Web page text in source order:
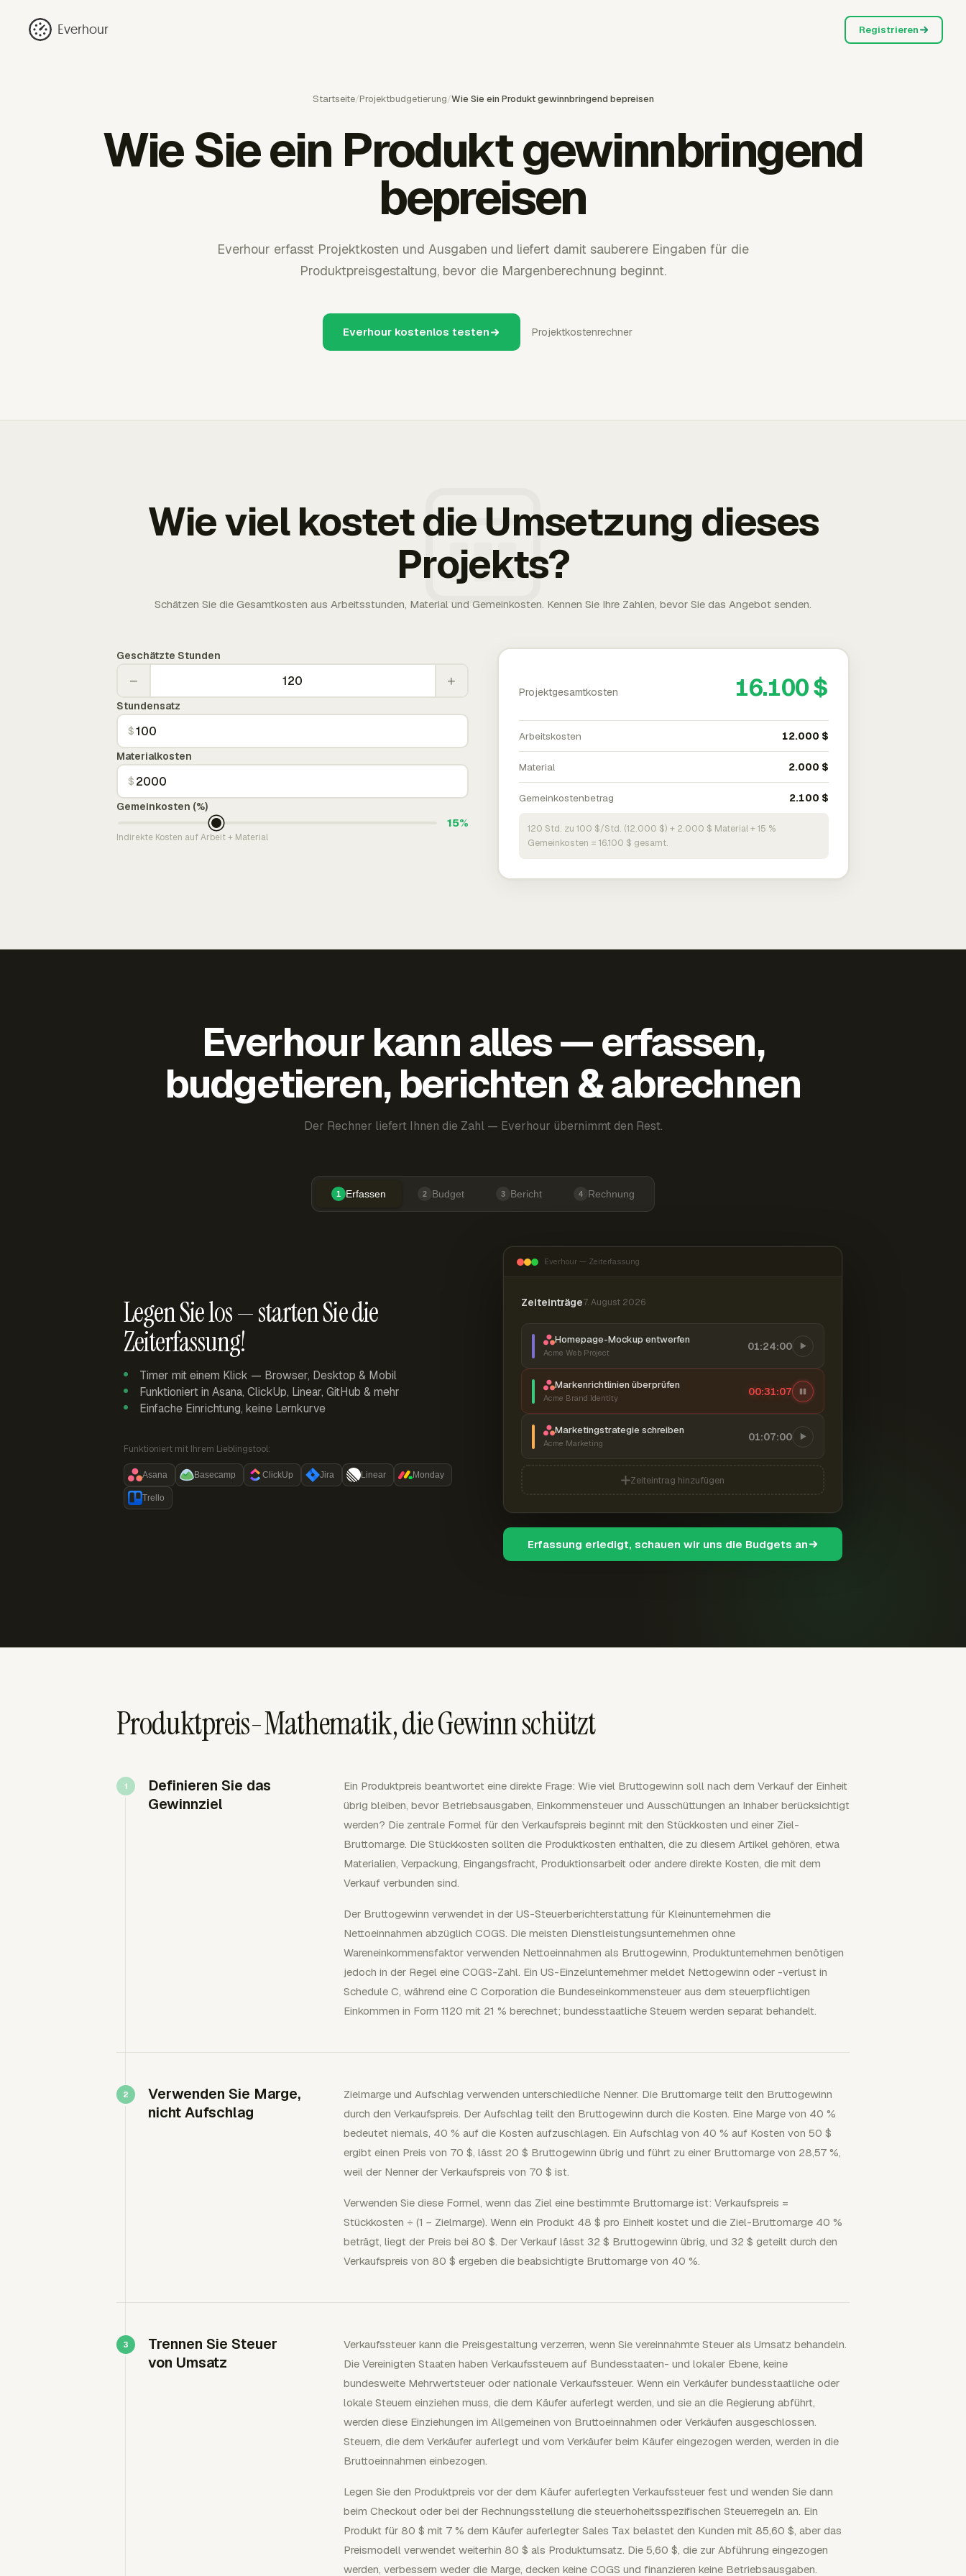
Everhour Registrieren
Startseite/Projektbudgetierung/Wie Sie ein Produkt gewinnbringend bepreisen
Wie Sie ein Produkt gewinnbringend
bepreisen
Everhour erfasst Projektkosten und Ausgaben und liefert damit sauberere Eingaben für die
Produktpreisgestaltung, bevor die Margenberechnung beginnt.
Everhour kostenlos testen Projektkostenrechner
Wie viel kostet die Umsetzung dieses
Projekts?
Schätzen Sie die Gesamtkosten aus Arbeitsstunden, Material und Gemeinkosten. Kennen Sie Ihre Zahlen, bevor Sie das Angebot senden.
Geschätzte Stunden
− +
Stundensatz
$
Materialkosten
$
Gemeinkosten (%)
15%
Indirekte Kosten auf Arbeit + Material
Projektgesamtkosten 16.100 $
Arbeitskosten 12.000 $
Material 2.000 $
Gemeinkostenbetrag 2.100 $
120 Std. zu 100 $/Std. (12.000 $) + 2.000 $ Material + 15 %
Gemeinkosten = 16.100 $ gesamt.
Everhour kann alles — erfassen,
budgetieren, berichten & abrechnen
Der Rechner liefert Ihnen die Zahl — Everhour übernimmt den Rest.
1 Erfassen 2 Budget 3 Bericht 4 Rechnung
Legen Sie los — starten Sie die
Zeiterfassung!
Timer mit einem Klick — Browser, Desktop & Mobil
Funktioniert in Asana, ClickUp, Linear, GitHub & mehr
Einfache Einrichtung, keine Lernkurve
Funktioniert mit Ihrem Lieblingstool:
Asana Basecamp ClickUp Jira Linear Monday
Trello
Everhour — Zeiterfassung
Zeiteinträge7. August 2026
Homepage-Mockup entwerfen
Acme Web Project
01:24:00
Markenrichtlinien überprüfen
Acme Brand Identity
00:31:08
Marketingstrategie schreiben
Acme Marketing
01:07:00
Zeiteintrag hinzufügen
Erfassung erledigt, schauen wir uns die Budgets an
Produktpreis-Mathematik, die Gewinn schützt
Definieren Sie das
Gewinnziel
Ein Produktpreis beantwortet eine direkte Frage: Wie viel Bruttogewinn soll nach dem Verkauf der Einheit
übrig bleiben, bevor Betriebsausgaben, Einkommensteuer und Ausschüttungen an Inhaber berücksichtigt
werden? Die zentrale Formel für den Verkaufspreis beginnt mit den Stückkosten und einer Ziel-
Bruttomarge. Die Stückkosten sollten die Produktkosten enthalten, die zu diesem Artikel gehören, etwa
Materialien, Verpackung, Eingangsfracht, Produktionsarbeit oder andere direkte Kosten, die mit dem
Verkauf verbunden sind.
Der Bruttogewinn verwendet in der US-Steuerberichterstattung für Kleinunternehmen die
Nettoeinnahmen abzüglich COGS. Die meisten Dienstleistungsunternehmen ohne
Wareneinkommensfaktor verwenden Nettoeinnahmen als Bruttogewinn, Produktunternehmen benötigen
jedoch in der Regel eine COGS-Zahl. Ein US-Einzelunternehmer meldet Nettogewinn oder -verlust in
Schedule C, während eine C Corporation die Bundeseinkommensteuer aus dem steuerpflichtigen
Einkommen in Form 1120 mit 21 % berechnet; bundesstaatliche Steuern werden separat behandelt.
Verwenden Sie Marge,
nicht Aufschlag
Zielmarge und Aufschlag verwenden unterschiedliche Nenner. Die Bruttomarge teilt den Bruttogewinn
durch den Verkaufspreis. Der Aufschlag teilt den Bruttogewinn durch die Kosten. Eine Marge von 40 %
bedeutet niemals, 40 % auf die Kosten aufzuschlagen. Ein Aufschlag von 40 % auf Kosten von 50 $
ergibt einen Preis von 70 $, lässt 20 $ Bruttogewinn übrig und führt zu einer Bruttomarge von 28,57 %,
weil der Nenner der Verkaufspreis von 70 $ ist.
Verwenden Sie diese Formel, wenn das Ziel eine bestimmte Bruttomarge ist: Verkaufspreis =
Stückkosten ÷ (1 − Zielmarge). Wenn ein Produkt 48 $ pro Einheit kostet und die Ziel-Bruttomarge 40 %
beträgt, liegt der Preis bei 80 $. Der Verkauf lässt 32 $ Bruttogewinn übrig, und 32 $ geteilt durch den
Verkaufspreis von 80 $ ergeben die beabsichtigte Bruttomarge von 40 %.
Trennen Sie Steuer
von Umsatz
Verkaufssteuer kann die Preisgestaltung verzerren, wenn Sie vereinnahmte Steuer als Umsatz behandeln.
Die Vereinigten Staaten haben Verkaufssteuern auf Bundesstaaten- und lokaler Ebene, keine
bundesweite Mehrwertsteuer oder nationale Verkaufssteuer. Wenn ein Verkäufer bundesstaatliche oder
lokale Steuern einziehen muss, die dem Käufer auferlegt werden, und sie an die Regierung abführt,
werden diese Einziehungen im Allgemeinen von Bruttoeinnahmen oder Verkäufen ausgeschlossen.
Steuern, die dem Verkäufer auferlegt und vom Verkäufer beim Käufer eingezogen werden, werden in die
Bruttoeinnahmen einbezogen.
Legen Sie den Produktpreis vor der dem Käufer auferlegten Verkaufssteuer fest und wenden Sie dann
beim Checkout oder bei der Rechnungsstellung die steuerhoheitsspezifischen Steuerregeln an. Ein
Produkt für 80 $ mit 7 % dem Käufer auferlegter Sales Tax belastet den Kunden mit 85,60 $, aber das
Preismodell verwendet weiterhin 80 $ als Produktumsatz. Die 5,60 $, die zur Abführung eingezogen
werden, verbessern weder die Marge, decken keine COGS und finanzieren keine Betriebsausgaben.